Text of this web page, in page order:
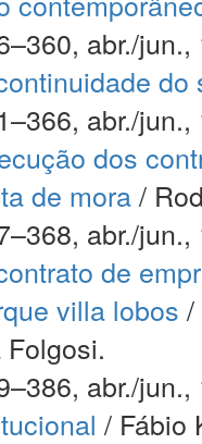
abr./jun.,
abr./jun.,
dos
de mora/
abr./jun.,
de
villa lobos /
abr./jun.,
/ Fábio